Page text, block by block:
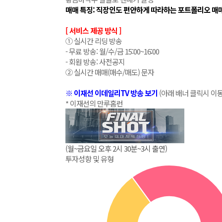
매매 특징: 직장인도 편안하게 따라하는 포트폴리오 매
[ 서비스 제공 방식 ]
① 실시간 리딩 방송
- 무료 방송: 월/수/금 15:00~16:00
- 회원 방송: 사전공지
② 실시간 매매(매수/매도) 문자
※ 이재선 이데일리TV 방송 보기 (아래 배너 클릭시 이
* 이재선의 만루홈런
(월~금요일 오후 2시 30분~3시 출연)
투자성향 및 유형